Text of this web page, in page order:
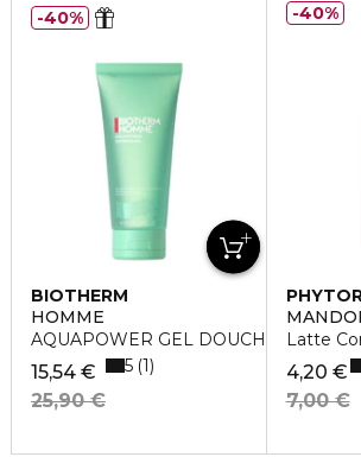
BIOTHERM
HOMME
AQUAPOWER GEL DOUCHE
15,54 €
25,90 €
5 1
40%
Latte
4,20 €
7,00 €
40%